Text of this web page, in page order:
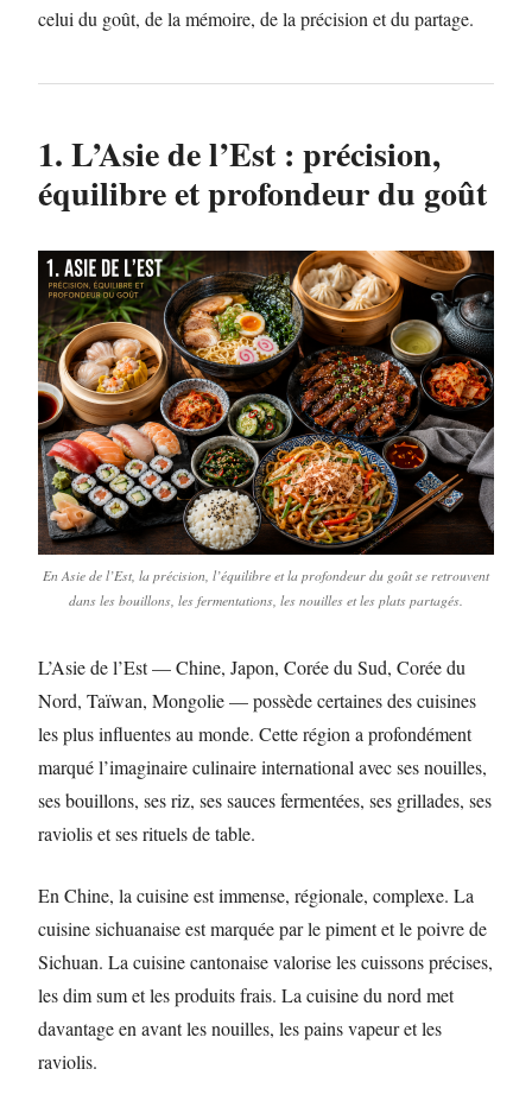
celui du goût, de la mémoire, de la précision et du partage.
1. L’Asie de l’Est : précision,
équilibre et profondeur du goût
En Asie de l’Est, la précision, l’équilibre et la profondeur du goût se retrouvent
dans les bouillons, les fermentations, les nouilles et les plats partagés.
L’Asie de l’Est — Chine, Japon, Corée du Sud, Corée du
Nord, Taïwan, Mongolie — possède certaines des cuisines
les plus influentes au monde. Cette région a profondément
marqué l’imaginaire culinaire international avec ses nouilles,
ses bouillons, ses riz, ses sauces fermentées, ses grillades, ses
raviolis et ses rituels de table.
En Chine, la cuisine est immense, régionale, complexe. La
cuisine sichuanaise est marquée par le piment et le poivre de
Sichuan. La cuisine cantonaise valorise les cuissons précises,
les dim sum et les produits frais. La cuisine du nord met
davantage en avant les nouilles, les pains vapeur et les
raviolis.